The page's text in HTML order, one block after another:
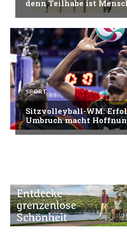
denn Teilhabe ist
SPORT
Sitzvolleyball-WM:
Umbruch macht